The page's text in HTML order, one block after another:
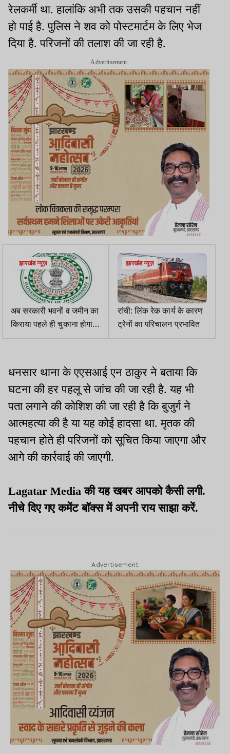
रेलकर्मी था. हालांकि अभी तक उसकी पहचान नहीं
हो पाई है. पुलिस ने शव को पोस्टमार्टम के लिए भेज
दिया है. परिजनों की तलाश की जा रही है.
Advertisement
झारखंड न्यूज़
अब सरकारी भवनों व जमीन का
किराया पहले ही चुकाना होगा,
नए वित्तीय नियम में है प्रावधान,
झारखंड न्यूज़
रांची: लिंक रेक कार्य के कारण
ट्रेनों का परिचालन प्रभावित
धनसार थाना के एएसआई एन ठाकुर ने बताया कि
घटना की हर पहलू से जांच की जा रही है. यह भी
पता लगाने की कोशिश की जा रही है कि बुजुर्ग ने
आत्महत्या की है या यह कोई हादसा था. मृतक की
पहचान होते ही परिजनों को सूचित किया जाएगा और
आगे की कार्रवाई की जाएगी.
Lagatar Media की यह खबर आपको कैसी लगी.
नीचे दिए गए कमेंट बॉक्स में अपनी राय साझा करें.
Advertisement